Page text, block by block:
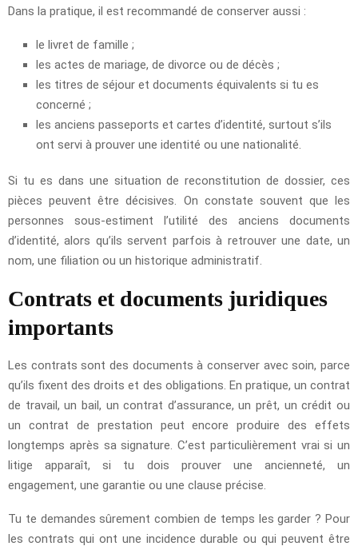
Dans la pratique, il est recommandé de conserver aussi :
le livret de famille ;
les actes de mariage, de divorce ou de décès ;
les titres de séjour et documents équivalents si tu es
concerné ;
les anciens passeports et cartes d’identité, surtout s’ils
ont servi à prouver une identité ou une nationalité.
Si tu es dans une situation de reconstitution de dossier, ces
pièces peuvent être décisives. On constate souvent que les
personnes sous-estiment l’utilité des anciens documents
d’identité, alors qu’ils servent parfois à retrouver une date, un
nom, une filiation ou un historique administratif.
Contrats et documents juridiques
importants
Les contrats sont des documents à conserver avec soin, parce
qu’ils fixent des droits et des obligations. En pratique, un contrat
de travail, un bail, un contrat d’assurance, un prêt, un crédit ou
un contrat de prestation peut encore produire des effets
longtemps après sa signature. C’est particulièrement vrai si un
litige apparaît, si tu dois prouver une ancienneté, un
engagement, une garantie ou une clause précise.
Tu te demandes sûrement combien de temps les garder ? Pour
les contrats qui ont une incidence durable ou qui peuvent être